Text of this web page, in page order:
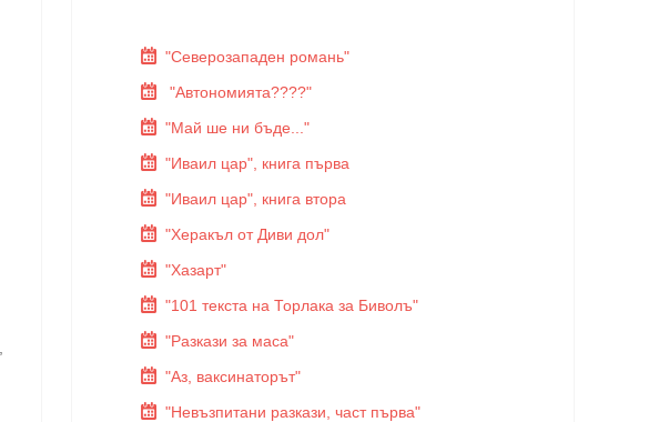
"Северозападен романь"
"Автономията????"
"Май ше ни бъде..."
"Иваил цар", книга първа
"Иваил цар", книга втора
"Херакъл от Диви дол"
"Хазарт"
"101 текста на Торлака за Биволъ"
"Разкази за маса"
"Аз, ваксинаторът"
"Невъзпитани разкази, част първа"